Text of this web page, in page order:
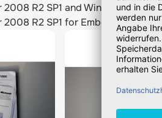
R2 SP1 and Windows
R2 SP1 for Embedded